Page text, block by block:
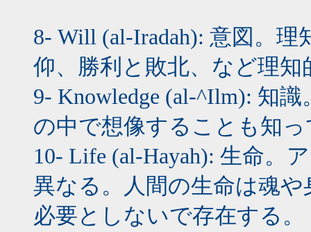
8- Will (al-Iradah): 意図。
仰、勝利と敗北、など理知
9- Knowledge (al-^Ilm): 知
の中で想像することも知
10- Life (al-Hayah): 生命。
異なる。人間の生命は魂
必要としないで存在する。